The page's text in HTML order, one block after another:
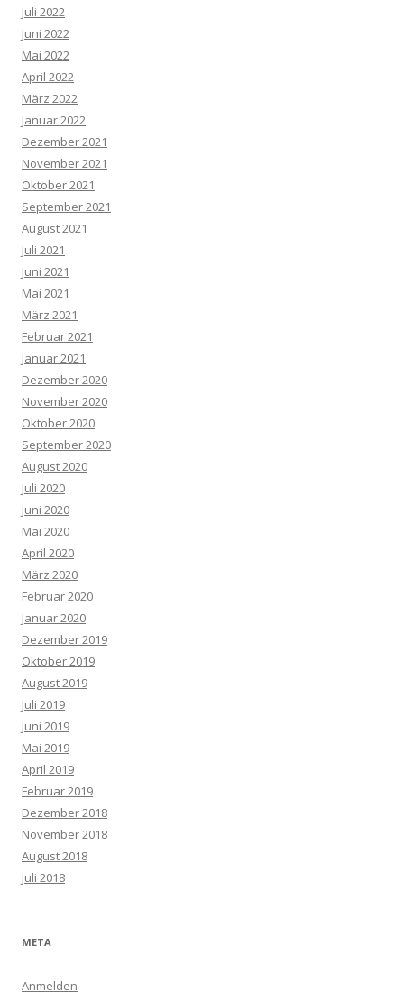
Juli 2022
Juni 2022
Mai 2022
April 2022
März 2022
Januar 2022
Dezember 2021
November 2021
Oktober 2021
September 2021
August 2021
Juli 2021
Juni 2021
Mai 2021
März 2021
Februar 2021
Januar 2021
Dezember 2020
November 2020
Oktober 2020
September 2020
August 2020
Juli 2020
Juni 2020
Mai 2020
April 2020
März 2020
Februar 2020
Januar 2020
Dezember 2019
Oktober 2019
August 2019
Juli 2019
Juni 2019
Mai 2019
April 2019
Februar 2019
Dezember 2018
November 2018
August 2018
Juli 2018
META
Anmelden